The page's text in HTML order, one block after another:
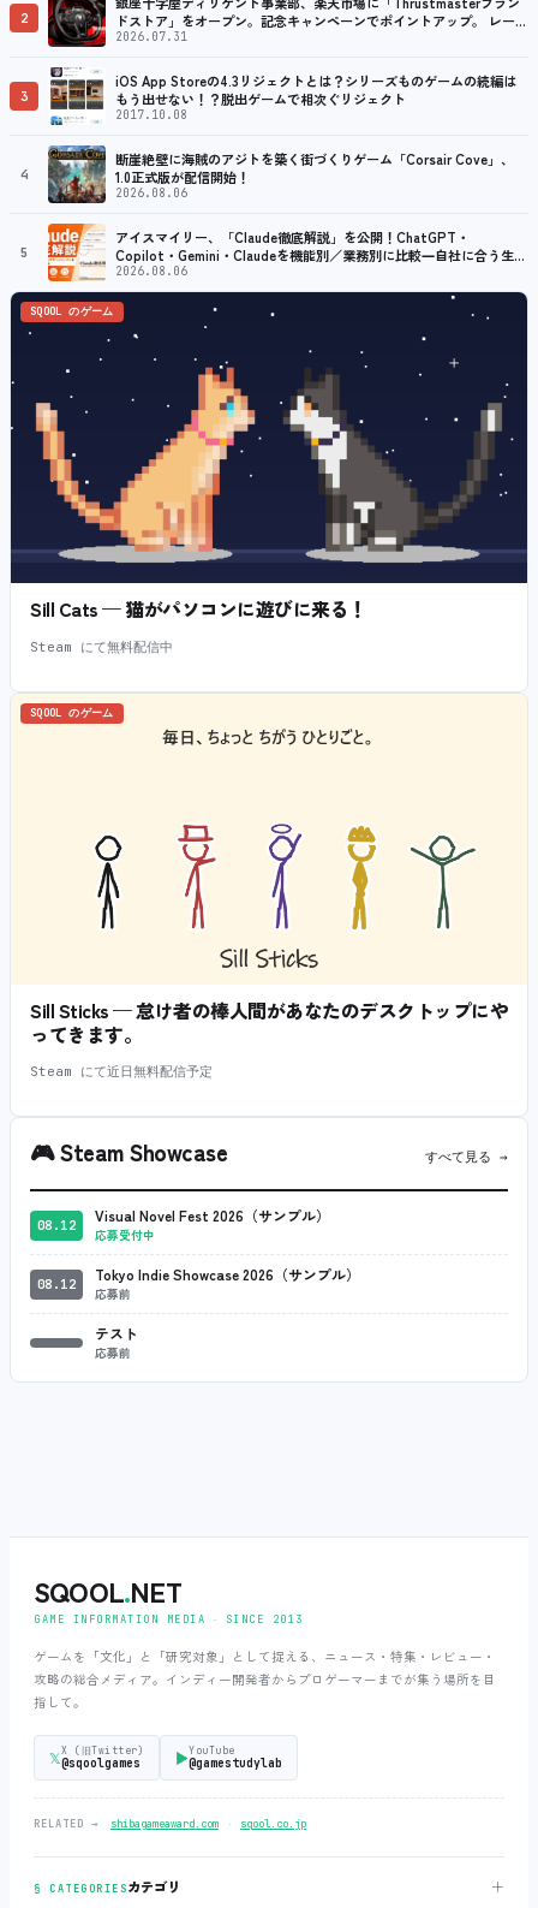
2
ドストア」をオープン。記念キャンペーンでポイントアップ。 レーシ
ング／フライトシム向けコントローラーを中心に、幅広くラインナッ
2026.07.31
3
iOS App Storeの4.3リジェクトとは？シリーズものゲームの続編は
もう出せない！？脱出ゲームで相次ぐリジェクト
2017.10.08
4
断崖絶壁に海賊のアジトを築く街づくりゲーム「Corsair Cove」、
1.0正式版が配信開始！
2026.08.06
5
アイスマイリー、「Claude徹底解説」を公開！ChatGPT・
Copilot・Gemini・Claudeを機能別／業務別に比較―自社に合う生成
AIの選び方がわかる実践ガイド
2026.08.06
SQOOL のゲーム
Sill Cats — 猫がパソコンに遊びに来る！
Steam にて無料配信中
SQOOL のゲーム
Sill Sticks — 怠け者の棒人間があなたのデスクトップにや
ってきます。
Steam にて近日無料配信予定
🎮Steam Showcase すべて見る →
08.12 Visual Novel Fest 2026（サンプル）
応募受付中
08.12 Tokyo Indie Showcase 2026（サンプル）
応募前
テスト
応募前
SQOOL.NET
GAME INFORMATION MEDIA ‧ SINCE 2013
ゲームを「文化」と「研究対象」として捉える、ニュース・特集・レビュー・
攻略の総合メディア。インディー開発者からプロゲーマーまでが集う場所を目
指して。
𝕏X (旧Twitter)
@sqoolgames ▶YouTube
@gamestudylab
RELATED → shibagameaward.com ‧ sqool.co.jp
§ CATEGORIESカテゴリ ＋